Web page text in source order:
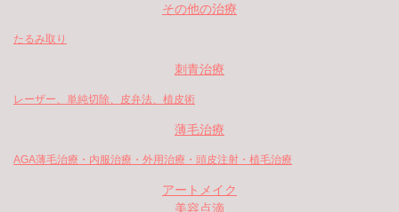
その他の治療
たるみ取り
刺青治療
レーザー、単純切除、皮弁法、植皮術
薄毛治療
AGA薄毛治療・内服治療・外用治療・頭皮注射・植毛治療
アートメイク
美容点滴